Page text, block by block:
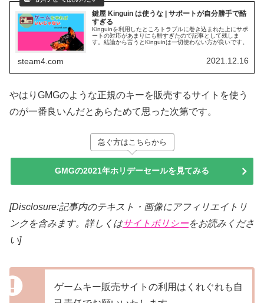
鍵屋 Kinguin は使うな | サポートが自分勝手で酷
すぎる
Kinguinを利用したところトラブルに巻き込まれた上にサポ
ートの対応があまりにも酷すぎたので記事として残しま
す。結論から言うとKinguinは一切使わない方が良いです。
steam4.com 2021.12.16
やはりGMGのような正規のキーを販売するサイトを使う
のが一番良いんだとあらためて思った次第です。
急ぐ方はこちらから
GMGの2021年ホリデーセールを見てみる
[Disclosure:記事内のテキスト・画像にアフィリエイトリ
ンクを含みます。詳しくはサイトポリシーをお読みくださ
い]
ゲームキー販売サイトの利用はくれぐれも自